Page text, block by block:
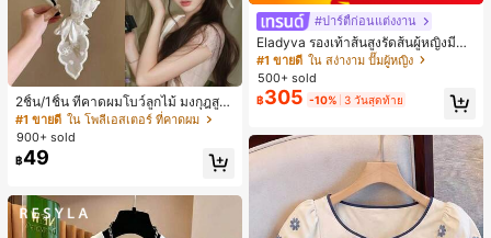
2ชิ้น/1ชิ้น ที่คาดผมโบว์ลูกไม้ มงกุฎสูง
แถบกว้าง สีดำ สีขาว สำหรับใส่ประจำ
วัน กิ๊บติดผม ยางรัดผม (ลายปักดอกไม้
จัดวางแบบสุ่ม)
#1 ขายดี ใน โพลีเอสเตอร์ ที่คาดผม
900+ sold
฿49
#ปาร์ตี้ก่อนแต่งงาน
Eladyva รองเท้าส้นสูงรัดส้นผู้หญิงมีดอ
กไม้ประดับตาข่ายเสริมและสามารถสว
มได้สองแบบ ส้นสูง 7 ซม. รูปแบบโรมัน
หรูหรา ส้นเข็ม ลุคเทพนิยาย
#1 ขายดี ใน สง่างาม ปั๊มผู้หญิง
500+ sold
฿305 -10% 3 วันสุดท้าย